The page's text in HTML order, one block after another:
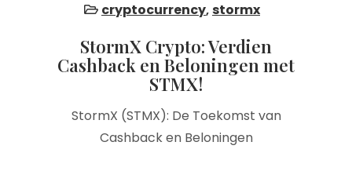
cryptocurrency,stormx
StormX Crypto: Verdien
Cashback en Beloningen met
STMX!
StormX (STMX): De Toekomst van
Cashback en Beloningen